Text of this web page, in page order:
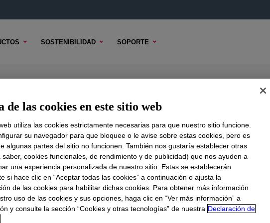
SOSTENIBILIDAD SOPORTE
TÉCNICO OPCIONES DE MUESTRA OPCIONES DE COMPRA
de las cookies en este sitio web
utiliza las cookies estrictamente necesarias para que nuestro sitio funcione.
su navegador para que bloquee o le avise sobre estas cookies, pero es
algunas partes del sitio no funcionen. También nos gustaría establecer otras
saber, cookies funcionales, de rendimiento y de publicidad) que nos ayuden a
una experiencia personalizada de nuestro sitio. Estas se establecerán
si hace clic en “Aceptar todas las cookies” a continuación o ajusta la
de las cookies para habilitar dichas cookies. Para obtener más información
uso de las cookies y sus opciones, haga clic en “Ver más información” a
y consulte la sección “Cookies y otras tecnologías” de nuestra Declaración de